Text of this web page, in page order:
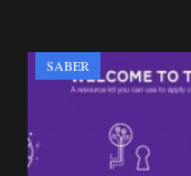
SABER